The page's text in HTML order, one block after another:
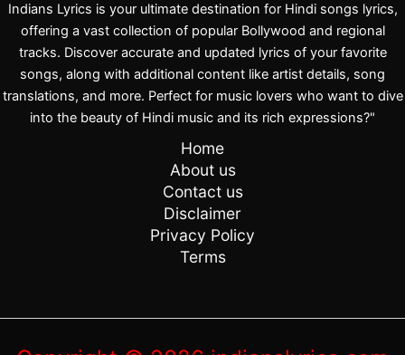
Indians Lyrics is your ultimate destination for Hindi songs lyrics,
offering a vast collection of popular Bollywood and regional
tracks. Discover accurate and updated lyrics of your favorite
songs, along with additional content like artist details, song
translations, and more. Perfect for music lovers who want to dive
into the beauty of Hindi music and its rich expressions?"
Home
About us
Contact us
Disclaimer
Privacy Policy
Terms